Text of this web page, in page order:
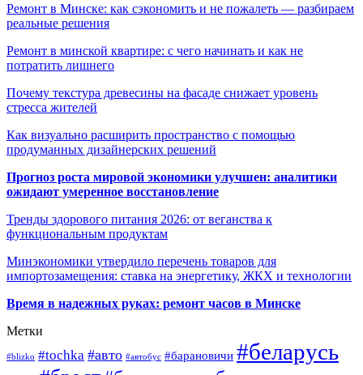
Ремонт в Минске: как сэкономить и не пожалеть — разбираем
реальные решения
Ремонт в минской квартире: с чего начинать и как не
потратить лишнего
Почему текстура древесины на фасаде снижает уровень
стресса жителей
Как визуально расширить пространство с помощью
продуманных дизайнерских решений
Прогноз роста мировой экономики улучшен: аналитики
ожидают умеренное восстановление
Тренды здорового питания 2026: от веганства к
функциональным продуктам
Минэкономики утвердило перечень товаров для
импортозамещения: ставка на энергетику, ЖКХ и технологии
Время в надежных руках: ремонт часов в Минске
Метки
#blizko #tochka #авто #автобус #барановичи #беларусь